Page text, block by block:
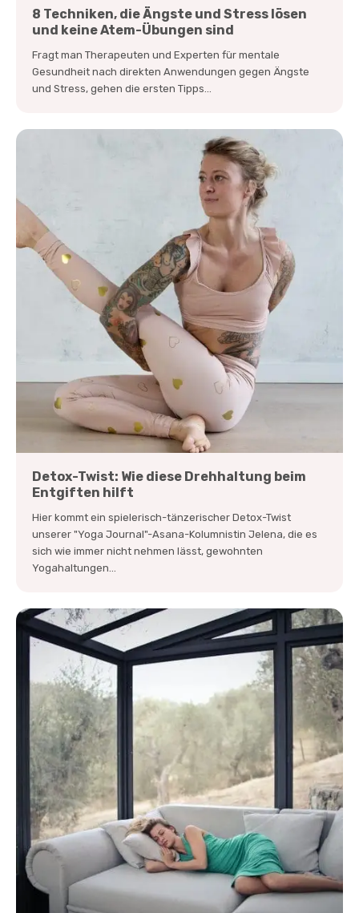
8 Techniken, die Ängste und Stress lösen
und keine Atem-Übungen sind
Fragt man Therapeuten und Experten für mentale
Gesundheit nach direkten Anwendungen gegen Ängste
und Stress, gehen die ersten Tipps...
Detox-Twist: Wie diese Drehhaltung beim
Entgiften hilft
Hier kommt ein spielerisch-tänzerischer Detox-Twist
unserer "Yoga Journal"-Asana-Kolumnistin Jelena, die es
sich wie immer nicht nehmen lässt, gewohnten
Yogahaltungen...